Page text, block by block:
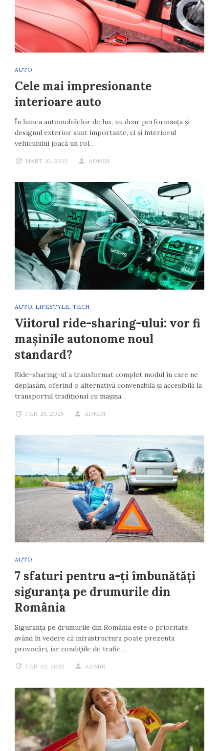
AUTO
Cele mai impresionante
interioare auto
În lumea automobilelor de lux, nu doar performanța și
designul exterior sunt importante, ci și interiorul
vehiculului joacă un rol…
MART. 10, 2025 ADMIN
AUTO, LIFESTYLE, TECH
Viitorul ride-sharing-ului: vor fi
mașinile autonome noul
standard?
Ride-sharing-ul a transformat complet modul în care ne
deplasăm, oferind o alternativă convenabilă și accesibilă la
transportul tradițional cu mașina…
FEB. 25, 2025 ADMIN
AUTO
7 sfaturi pentru a-ți îmbunătăți
siguranța pe drumurile din
România
Siguranța pe drumurile din România este o prioritate,
având în vedere că infrastructura poate prezenta
provocări, iar condițiile de trafic…
FEB. 02, 2025 ADMIN